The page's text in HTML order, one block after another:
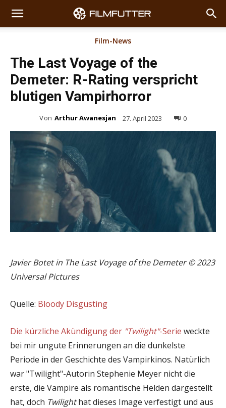
Film-News
The Last Voyage of the
Demeter: R-Rating verspricht
blutigen Vampirhorror
Von Arthur Awanesjan 27. April 2023 0
Javier Botet in The Last Voyage of the Demeter © 2023
Universal Pictures
Quelle: Bloody Disgusting
Die kürzliche Akündigung der "Twilight"-Serie weckte
bei mir ungute Erinnerungen an die dunkelste
Periode in der Geschichte des Vampirkinos. Natürlich
war "Twilight"-Autorin Stephenie Meyer nicht die
erste, die Vampire als romantische Helden dargestellt
hat, doch Twilighthat dieses Image verfestigt und aus